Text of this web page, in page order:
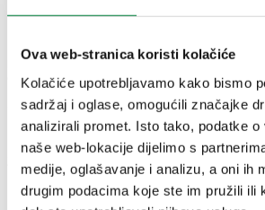
Ova web-stranica koristi kolačiće
Kolačiće upotrebljavamo kako bismo
sadržaj i oglase, omogućili značajke
analizirali promet. Isto tako, podatke o
naše web-lokacije dijelimo s
medije, oglašavanje i analizu, a oni ih
drugim podacima koje ste im pružili ili
dijela
cijev
226322
23 p. 1,5
ulaz
G 3/8" A (ISO
krajnji izlaz